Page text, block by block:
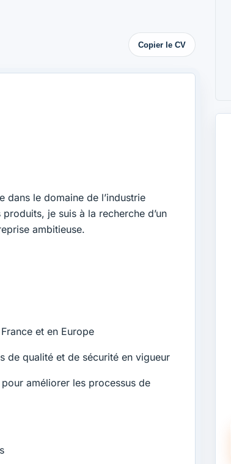
Copier le CV
dans le domaine de l’industrie
je suis à la recherche d’un
ambitieuse.
et en Europe
de qualité et de sécurité en vigueur
améliorer les processus de